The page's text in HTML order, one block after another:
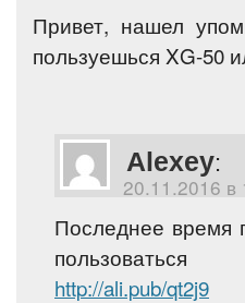
Привет, нашел
пользуешься XG-50
Alexey:
20.11.2016 в
Последнее время
пользоваться
http://ali.pub/qt2j9